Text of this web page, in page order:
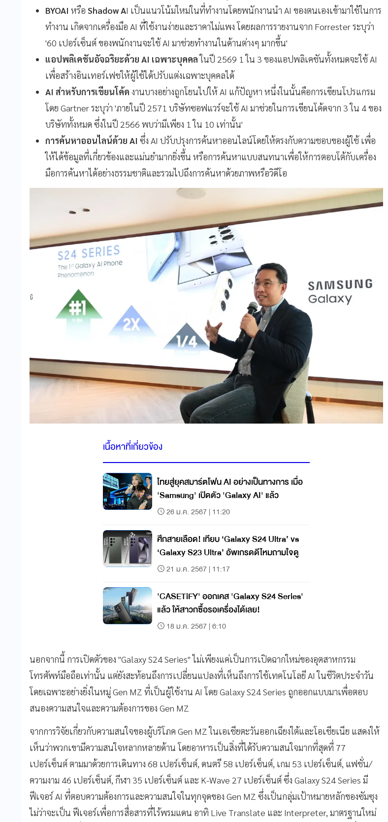
BYOAI หรือ Shadow AI เป็นแนวโน้มใหม่ในที่ทำงานโดยพนักงานนำ AI ของตนเองเข้ามาใช้ในการ
ทำงาน เกิดจากเครื่องมือ AI ที่ใช้งานง่ายและราคาไม่แพง โดยผลการรายงานจาก Forrester ระบุว่า
'60 เปอร์เซ็นต์ ของพนักงานจะใช้ AI มาช่วยทำงานในด้านต่างๆ มากขึ้น'
แอปพลิเคชันอัจฉริยะด้วย AI เฉพาะบุคคลในปี 2569 1 ใน 3 ของแอปพลิเคชันทั้งหมดจะใช้ AI
เพื่อสร้างอินเทอร์เฟชให้ผู้ใช้ได้ปรับแต่งเฉพาะบุคคลได้
AI สำหรับการเขียนโค้ด งานบางอย่างถูกโยนไปให้ AI แก้ปัญหา หนึ่งในนั้นคือการเขียนโปรแกรม
โดย Gartner ระบุว่า 'ภายในปี 2571 บริษัทซอฟแวร์จะใช้ AI มาช่วยในการเขียนโค้ดจาก 3 ใน 4 ของ
บริษัททั้งหมด ซึ่งในปี 2566 พบว่ามีเพียง 1 ใน 10 เท่านั้น'
การค้นหาออนไลน์ด้วย AI ซึ่ง AI ปรับปรุงการค้นหาออนไลน์โดยให้ตรงกับความชอบของผู้ใช้ เพื่อ
ให้ได้ข้อมูลที่เกี่ยวข้องและแม่นยำมากยิ่งขึ้น หรือการค้นหาแบบสนทนาเพื่อให้การตอบโต้กับเครื่อง
มือการค้นหาได้อย่างธรรมชาติและรวมไปถึงการค้นหาด้วยภาพหรือวิดีโอ
เนื้อหาที่เกี่ยวข้อง
ไทยสู่ยุคสมาร์ตโฟน AI อย่างเป็นทางการ เมื่อ
'Samsung' เปิดตัว 'Galaxy AI' แล้ว
26 ม.ค. 2567 | 11:20
ศึกสายเลือด! เทียบ ‘Galaxy S24 Ultra’ vs
‘Galaxy S23 Ultra’ อัพเกรดดีไหมถามใจดู
21 ม.ค. 2567 | 11:17
'CASETiFY' ออกเคส 'Galaxy S24 Series'
แล้ว ให้สาวกซื้อรอเครื่องได้เลย!
18 ม.ค. 2567 | 6:10
นอกจากนี้ การเปิดตัวของ "Galaxy S24 Series" ไม่เพียงแค่เป็นการเปิดฉากใหม่ของอุตสาหกรรม
โทรศัพท์มือถือเท่านั้น แต่ยังสะท้อนถึงการเปลี่ยนแปลงที่เห็นถึงการใช้เทคโนโลยี AI ในชีวิตประจำวัน
โดยเฉพาะอย่างยิ่งในหมู่ Gen MZ ที่เป็นผู้ใช้งาน AI โดย Galaxy S24 Series ถูกออกแบบมาเพื่อตอบ
สนองความสนใจและความต้องการของ Gen MZ
จากการวิจัยเกี่ยวกับความสนใจของผู้บริโภค Gen MZ ในเอเชียตะวันออกเฉียงใต้และโอเชียเนีย แสดงให้
เห็นว่าพวกเขามีความสนใจหลากหลายด้าน โดยอาหารเป็นสิ่งที่ได้รับความสนใจมากที่สุดที่ 77
เปอร์เซ็นต์ ตามมาด้วยการเดินทาง 68 เปอร์เซ็นต์, ดนตรี 58 เปอร์เซ็นต์, เกม 53 เปอร์เซ็นต์, แฟชั่น/
ความงาม 46 เปอร์เซ็นต์, กีฬา 35 เปอร์เซ็นต์ และ K-Wave 27 เปอร์เซ็นต์ ซึ่ง Galaxy S24 Series มี
ฟีเจอร์ AI ที่ตอบความต้องการและความสนใจในทุกจุดของ Gen MZ ซึ่งเป็นกลุ่มเป้าหมายหลักของซัมซุง
ไม่ว่าจะเป็น ฟีเจอร์เพื่อการสื่อสารที่ไร้พรมแดน อาทิ Live Translate และ Interpreter, มาตรฐานใหม่